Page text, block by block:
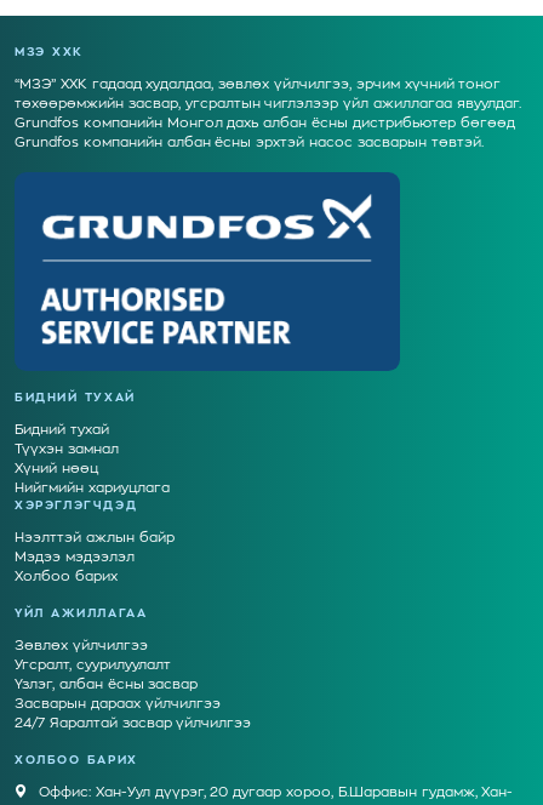
МЗЭ ХХК
“МЗЭ” ХХК гадаад худалдаа, зөвлөх үйлчилгээ, эрчим хүчний тоног
төхөөрөмжийн засвар, угсралтын чиглэлээр үйл ажиллагаа явуулдаг.
Grundfos компанийн Монгол дахь албан ёсны дистрибьютер бөгөөд
Grundfos компанийн албан ёсны эрхтэй насос засварын төвтэй.
БИДНИЙ ТУХАЙ
Бидний тухай
Түүхэн замнал
Хүний нөөц
Нийгмийн хариуцлага
ХЭРЭГЛЭГЧДЭД
Нээлттэй ажлын байр
Мэдээ мэдээлэл
Холбоо барих
ҮЙЛ АЖИЛЛАГАА
Зөвлөх үйлчилгээ
Угсралт, суурилуулалт
Үзлэг, албан ёсны засвар
Засварын дараах үйлчилгээ
24/7 Яаралтай засвар үйлчилгээ
ХОЛБОО БАРИХ
Оффис: Хан-Уул дүүрэг, 20 дугаар хороо, Б.Шаравын гудамж, Хан-